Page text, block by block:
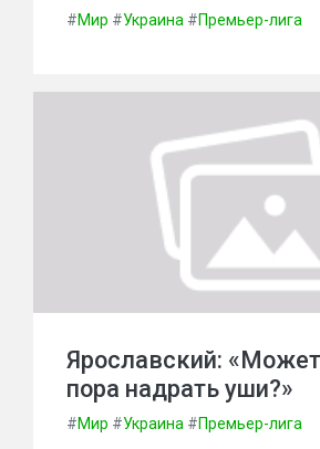
#Мир #Украина #Премьер-лига
Ярославский:
пора надрать уши?»
#Мир #Украина #Премьер-лига